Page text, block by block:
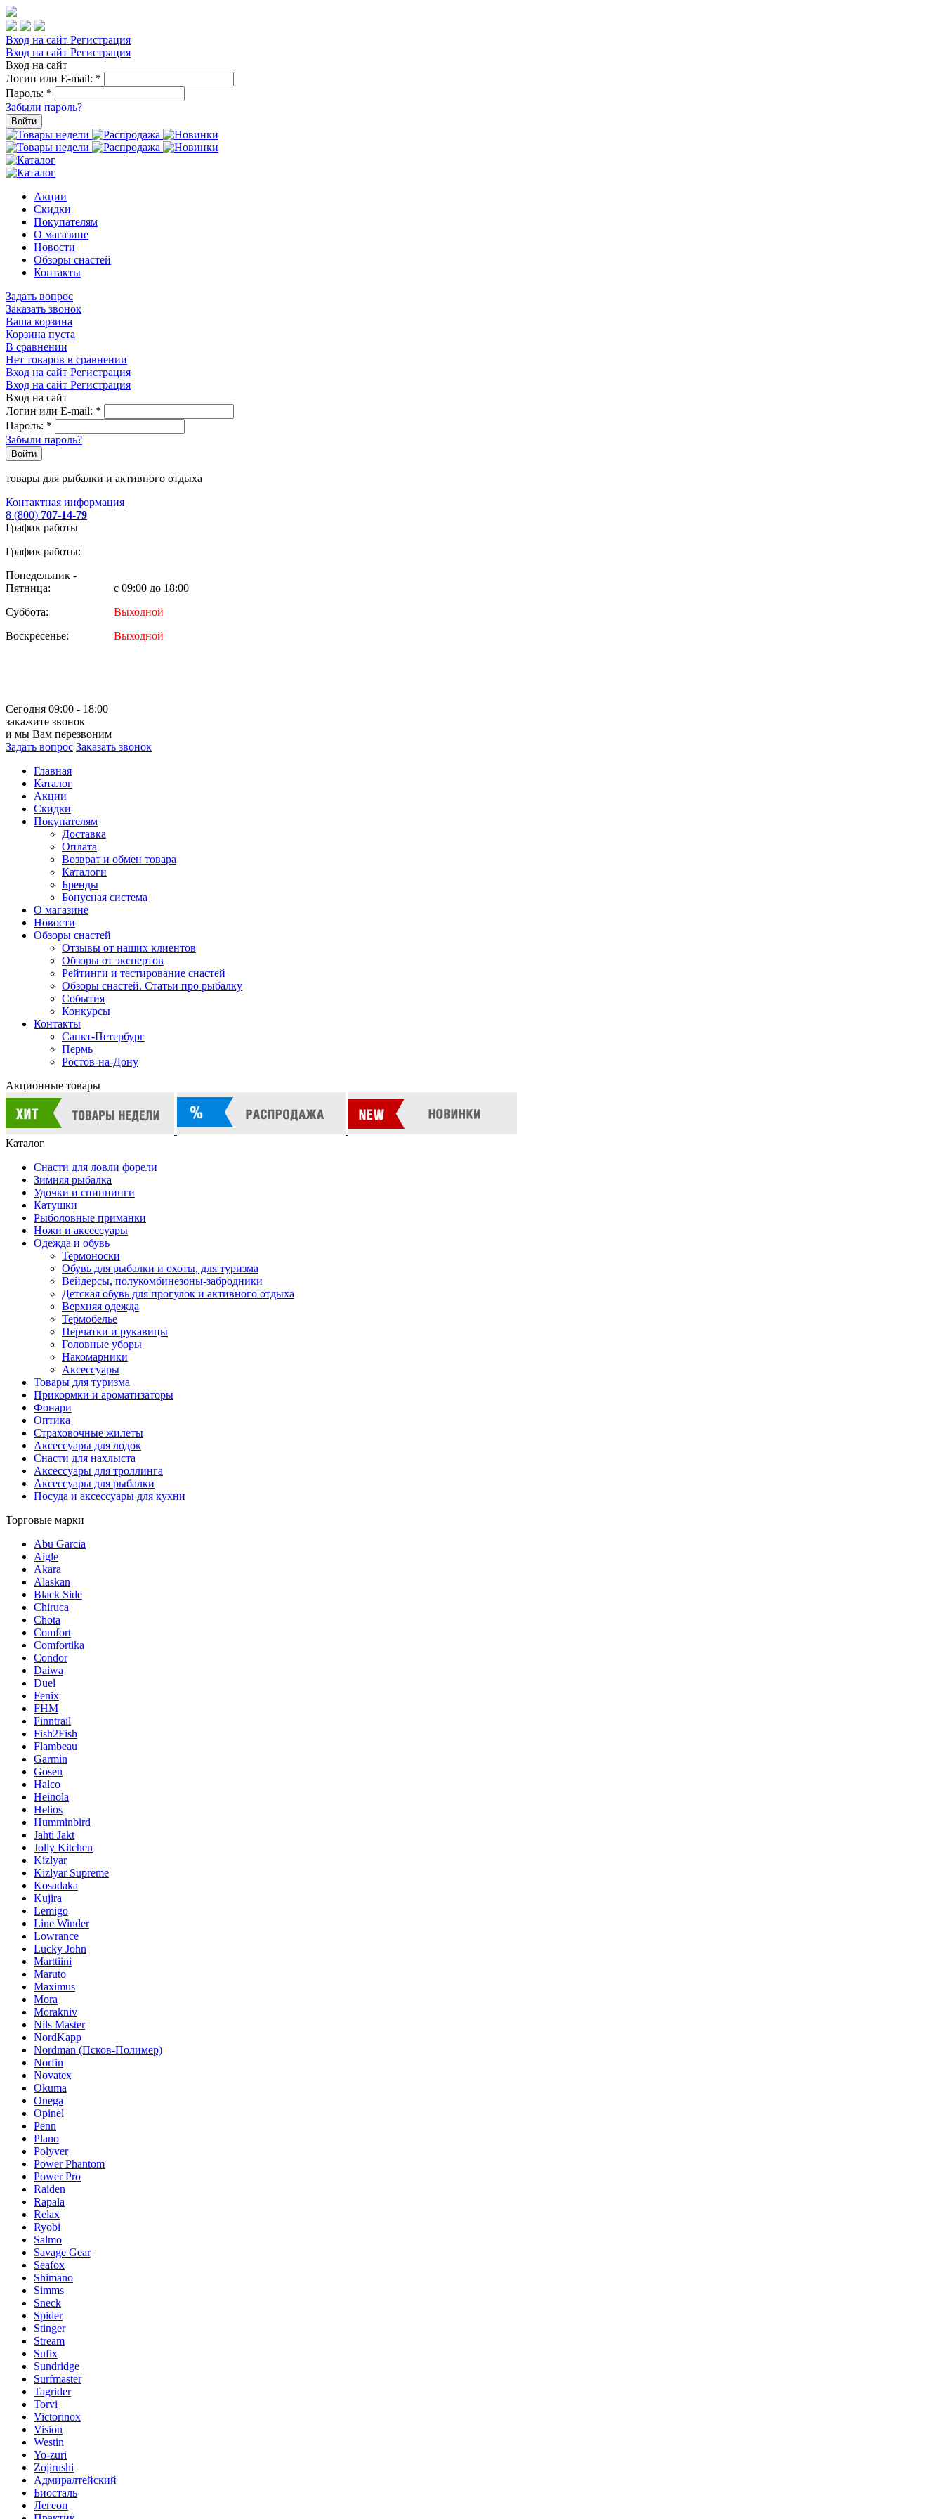
Вход на сайт Регистрация
Вход на сайт Регистрация
Вход на сайт
Логин или E-mail: *
Пароль: *
Забыли пароль?
Войти
Акции
Скидки
Покупателям
О магазине
Новости
Обзоры снастей
Контакты
Задать вопрос
Заказать звонок
Ваша корзина
Корзина пуста
В сравнении
Нет товаров в сравнении
Вход на сайт Регистрация
Вход на сайт Регистрация
Вход на сайт
Логин или E-mail: *
Пароль: *
Забыли пароль?
Войти
товары для рыбалки и активного отдыха
Контактная информация
8 (800) 707-14-79
График работы
График работы:
Понедельник -
Пятница:
с 09:00 до 18:00
Суббота:
Выходной
Воскресенье:
Выходной
Сегодня 09:00 - 18:00
закажите звонок
и мы Вам перезвоним
Задать вопрос Заказать звонок
Главная
Каталог
Акции
Скидки
Покупателям
Доставка
Оплата
Возврат и обмен товара
Каталоги
Бренды
Бонусная система
О магазине
Новости
Обзоры снастей
Отзывы от наших клиентов
Обзоры от экспертов
Рейтинги и тестирование снастей
Обзоры снастей. Статьи про рыбалку
События
Конкурсы
Контакты
Санкт-Петербург
Пермь
Ростов-на-Дону
Акционные товары
Каталог
Снасти для ловли форели
Зимняя рыбалка
Удочки и спиннинги
Катушки
Рыболовные приманки
Ножи и аксессуары
Одежда и обувь
Термоноски
Обувь для рыбалки и охоты, для туризма
Вейдерсы, полукомбинезоны-забродники
Детская обувь для прогулок и активного отдыха
Верхняя одежда
Термобелье
Перчатки и рукавицы
Головные уборы
Накомарники
Аксессуары
Товары для туризма
Прикормки и ароматизаторы
Фонари
Оптика
Страховочные жилеты
Аксессуары для лодок
Снасти для нахлыста
Аксессуары для троллинга
Аксессуары для рыбалки
Посуда и аксессуары для кухни
Торговые марки
Abu Garcia
Aigle
Akara
Alaskan
Black Side
Chiruca
Chota
Comfort
Comfortika
Condor
Daiwa
Duel
Fenix
FHM
Finntrail
Fish2Fish
Flambeau
Garmin
Gosen
Halco
Heinola
Helios
Humminbird
Jahti Jakt
Jolly Kitchen
Kizlyar
Kizlyar Supreme
Kosadaka
Kujira
Lemigo
Line Winder
Lowrance
Lucky John
Marttiini
Maruto
Maximus
Mora
Morakniv
Nils Master
NordKapp
Nordman (Псков-Полимер)
Norfin
Novatex
Okuma
Onega
Opinel
Penn
Plano
Polyver
Power Phantom
Power Pro
Raiden
Rapala
Relax
Ryobi
Salmo
Savage Gear
Seafox
Shimano
Simms
Sneck
Spider
Stinger
Stream
Sufix
Sundridge
Surfmaster
Tagrider
Torvi
Victorinox
Vision
Westin
Yo-zuri
Zojirushi
Адмиралтейский
Биосталь
Легеон